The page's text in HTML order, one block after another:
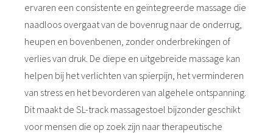
ervaren een consistente en geïntegreerde massage die
naadloos overgaat van de bovenrug naar de onderrug,
heupen en bovenbenen, zonder onderbrekingen of
verlies van druk. De diepe en uitgebreide massage kan
helpen bij het verlichten van spierpijn, het verminderen
van stress en het bevorderen van algehele ontspanning.
Dit maakt de SL-track massagestoel bijzonder geschikt
voor mensen die op zoek zijn naar therapeutische